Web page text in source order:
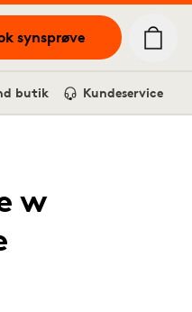
synsprøve
butik Kundeservice
w